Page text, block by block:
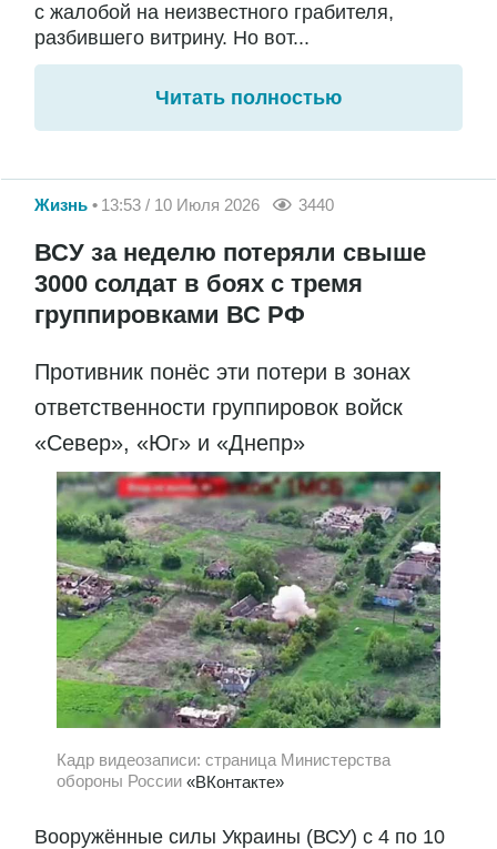
с жалобой на неизвестного грабителя,
разбившего витрину. Но вот...
Читать полностью
Жизнь 13:53 / 10 Июля 2026 3440
ВСУ за неделю потеряли свыше
3000 солдат в боях с тремя
группировками ВС РФ
Противник понёс эти потери в зонах
ответственности группировок войск
«Север», «Юг» и «Днепр»
Кадр видеозаписи: страница Министерства
обороны России «ВКонтакте»
Вооружённые силы Украины (ВСУ) с 4 по 10